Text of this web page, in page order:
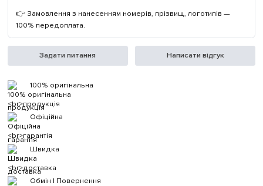
👉 Замовлення з нанесенням номерів, прізвищ, логотипів —
100% передоплата.
Задати питання Написати відгук
100% оригінальна
продукція
Офіційна
гарантія
Швидка
доставка
Обмін | Повернення